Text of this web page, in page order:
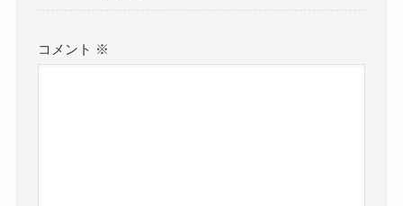
コメント ※